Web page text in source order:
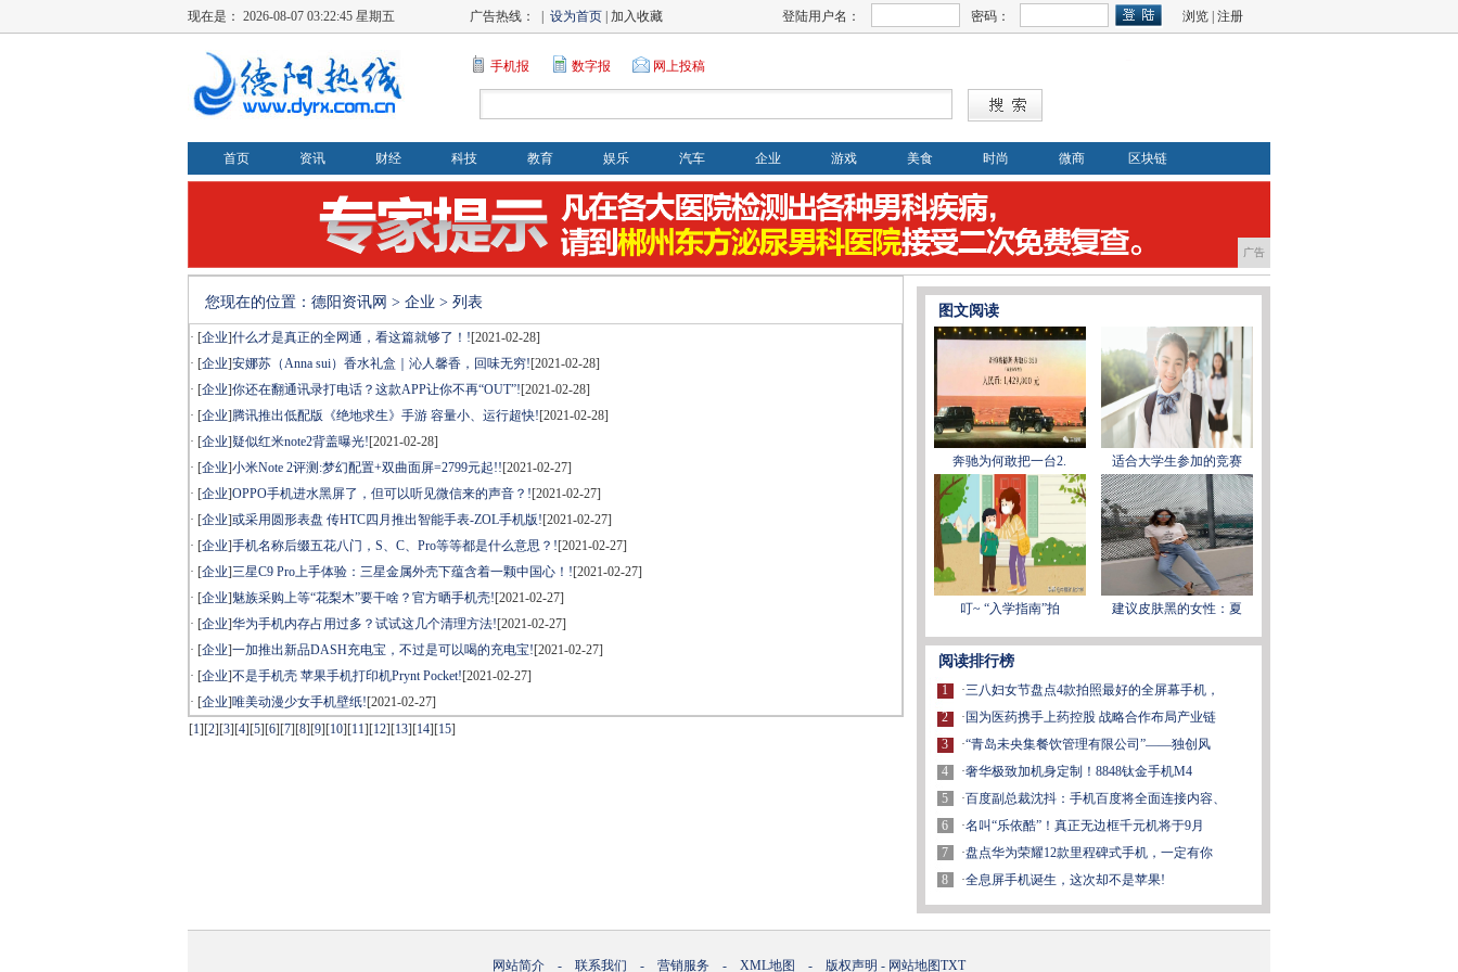
现在是： 2026-08-07 03:22:46 星期五 广告热线： | 设为首页 | 加入收藏 登陆用户名： 密码： 浏览 注册
手机报 数字报 网上投稿
首页 资讯 财经 科技 教育 娱乐 汽车 企业 游戏 美食 时尚 微商 区块链
广告
您现在的位置： 德阳资讯网 > 企业 > 列表
· [企业]什么才是真正的全网通，看这篇就够了！![2021-02-28]
· [企业]安娜苏（Anna sui）香水礼盒｜沁人馨香，回味无穷![2021-02-28]
· [企业]你还在翻通讯录打电话？这款APP让你不再“OUT”![2021-02-28]
· [企业]腾讯推出低配版《绝地求生》手游 容量小、运行超快![2021-02-28]
· [企业]疑似红米note2背盖曝光![2021-02-28]
· [企业]小米Note 2评测:梦幻配置+双曲面屏=2799元起!![2021-02-27]
· [企业]OPPO手机进水黑屏了，但可以听见微信来的声音？![2021-02-27]
· [企业]或采用圆形表盘 传HTC四月推出智能手表-ZOL手机版![2021-02-27]
· [企业]手机名称后缀五花八门，S、C、Pro等等都是什么意思？![2021-02-27]
· [企业]三星C9 Pro上手体验：三星金属外壳下蕴含着一颗中国心！![2021-02-27]
· [企业]魅族采购上等“花梨木”要干啥？官方晒手机壳![2021-02-27]
· [企业]华为手机内存占用过多？试试这几个清理方法![2021-02-27]
· [企业]一加推出新品DASH充电宝，不过是可以喝的充电宝![2021-02-27]
· [企业]不是手机壳 苹果手机打印机Prynt Pocket![2021-02-27]
· [企业]唯美动漫少女手机壁纸![2021-02-27]
[1][2][3][4][5][6][7][8][9][10][11][12][13][14][15]
图文阅读
奔驰为何敢把一台2. 适合大学生参加的竞赛
叮~ “入学指南”拍 建议皮肤黑的女性：夏
阅读排行榜
1
2
3
4
5
6
7
8
·三八妇女节盘点4款拍照最好的全屏幕手机，
· 国为医药携手上药控股 战略合作布局产业链
·“青岛未央集餐饮管理有限公司”——独创风
·奢华极致加机身定制！8848钛金手机M4
·百度副总裁沈抖：手机百度将全面连接内容、
·名叫“乐依酷”！真正无边框千元机将于9月
·盘点华为荣耀12款里程碑式手机，一定有你
·全息屏手机诞生，这次却不是苹果!
网站简介 - 联系我们 - 营销服务 - XML地图 - 版权声明 - 网站地图TXT